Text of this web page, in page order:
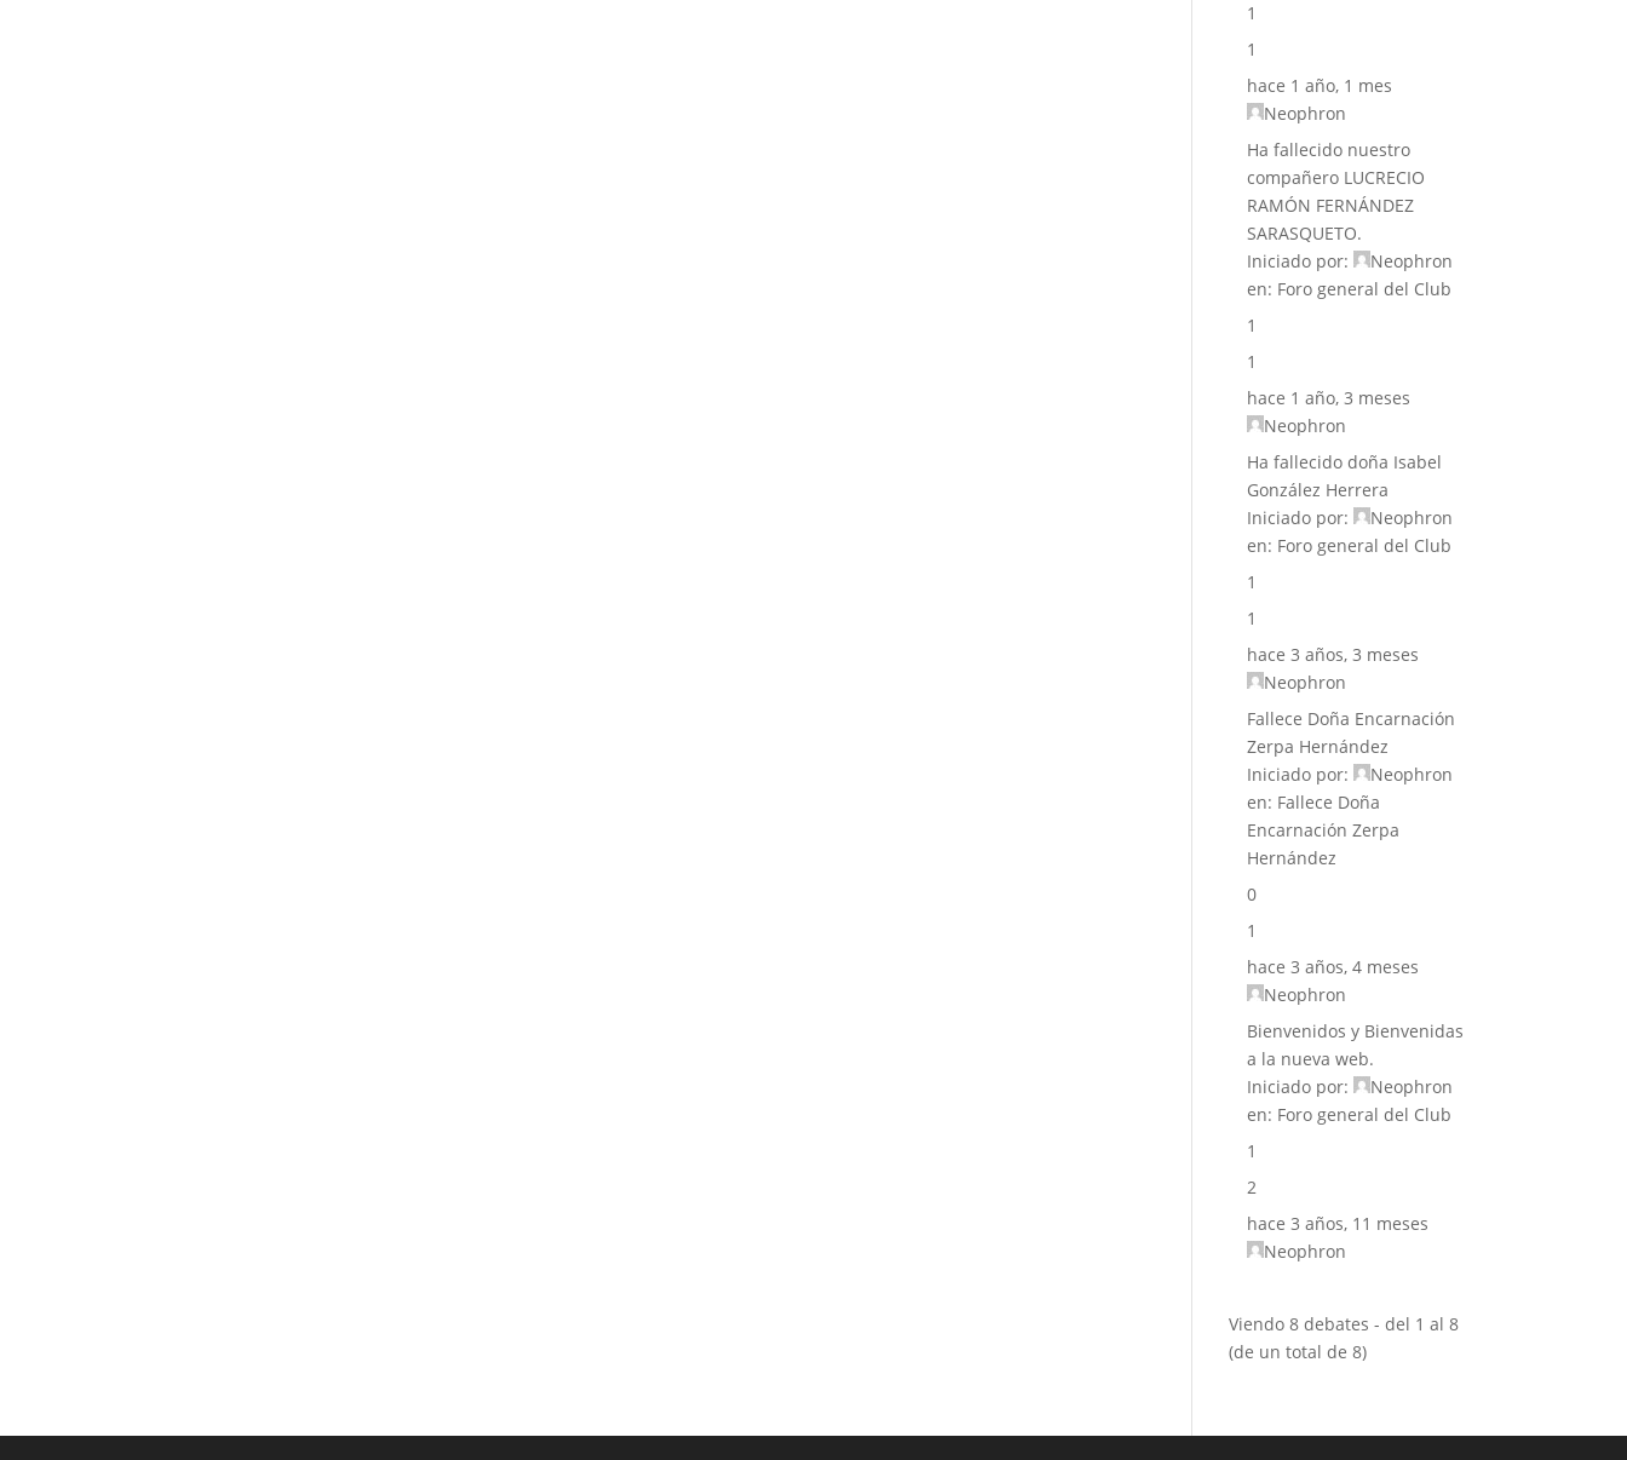
1
1
hace 1 año, 1 mes
Neophron
Ha fallecido nuestro
compañero LUCRECIO
RAMÓN FERNÁNDEZ
SARASQUETO.
Iniciado por:
Neophron
en: Foro general del Club
1
1
hace 1 año, 3 meses
Neophron
Ha fallecido doña Isabel
González Herrera
Iniciado por:
Neophron
en: Foro general del Club
1
1
hace 3 años, 3 meses
Neophron
Fallece Doña Encarnación
Zerpa Hernández
Iniciado por:
Neophron
en: Fallece Doña
Encarnación Zerpa
Hernández
0
1
hace 3 años, 4 meses
Neophron
Bienvenidos y Bienvenidas
a la nueva web.
Iniciado por:
Neophron
en: Foro general del Club
1
2
hace 3 años, 11 meses
Neophron
Viendo 8 debates - del 1 al 8
(de un total de 8)